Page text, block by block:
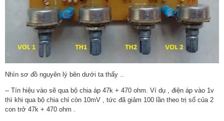
Nhìn sơ đồ nguyên lý bên dưới ta thấy ..
-- Tín hiệu vào sẽ qua bộ chia áp 47k + 470 ohm. Ví dụ , điện áp vào 1v
thì khi qua bộ chia chỉ còn 10mV , tức đã giảm 100 lần theo trị số của 2
con trở 47k + 470 ohm .